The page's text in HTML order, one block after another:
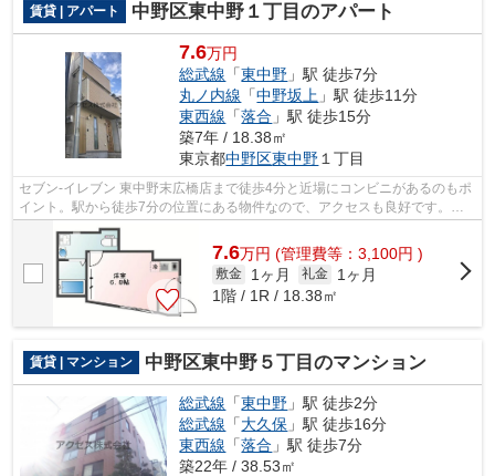
賃貸 | アパート 中野区東中野１丁目のアパート
7.6万円
総武線 「東中野 」駅 徒歩7分
丸ノ内線 「中野坂上 」駅 徒歩11分
東西線 「落合 」駅 徒歩15分
築7年 / 18.38㎡
東京都中野区東中野１丁目
セブン-イレブン 東中野末広橋店まで徒歩4分と近場にコンビニがあるのもポ
イント。駅から徒歩7分の位置にある物件なので、アクセスも良好です。通
風システムが整った換気がしやすいア...
7.6万円 (管理費等：3,100円 )
敷金 1ヶ月 礼金
1ヶ月
1階 / 1R / 18.38㎡
賃貸 | マンション 中野区東中野５丁目のマンション
総武線 「東中野 」駅 徒歩2分
総武線 「大久保 」駅 徒歩16分
東西線 「落合 」駅 徒歩7分
築22年 / 38.53㎡